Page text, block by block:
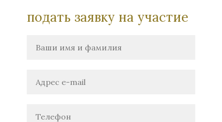
подать заявку на участие